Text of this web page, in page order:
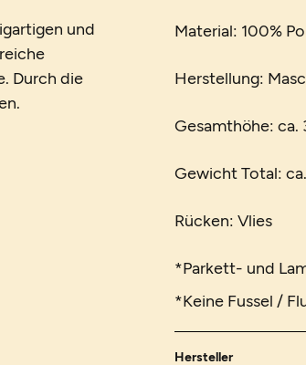
und
Durch die
Material: 100%
Herstellung:
Gesamthöhe: ca.
Gewicht Total:
Rücken: Vlies
*Parkett- und
*Keine Fussel /
Hersteller